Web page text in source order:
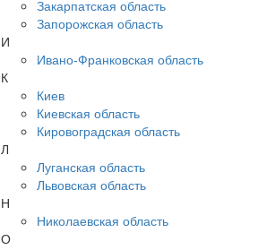
Закарпатская область
Запорожская область
И
Ивано-Франковская область
К
Киев
Киевская область
Кировоградская область
Л
Луганская область
Львовская область
Н
Николаевская область
О